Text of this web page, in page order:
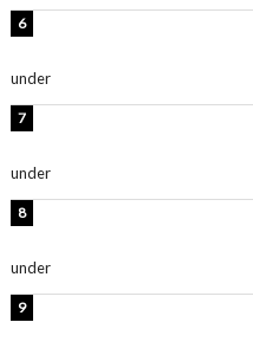
under
under
under